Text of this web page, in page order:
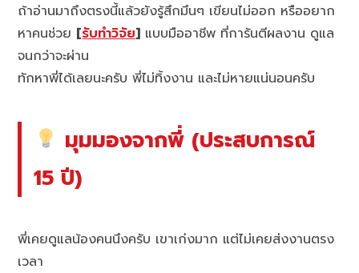
ถ้าอ่านมาถึงตรงนี้แล้วยังรู้สึกมึนๆ เขียนไม่ออก หรืออยาก
หาคนช่วย [รับทำวิจัย] แบบมืออาชีพ ที่การันตีผลงาน ดูแล
จนกว่าจะผ่าน
ทักหาพี่ได้เลยนะครับ พี่ไม่ทิ้งงาน และไม่หายแน่นอนครับ
มุมมองจากพี่ (ประสบการณ์
15 ปี)
พี่เคยดูแลน้องคนนึงครับ เขาเก่งมาก แต่ไม่เคยส่งงานตรง
เวลา